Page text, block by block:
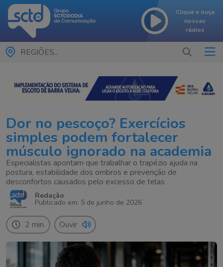
Clique e ouça
nossas
rádios
REGIÕES...
Dor no pescoço? Exercícios
simples podem fortalecer
músculo ignorado na academia
Especialistas apontam que trabalhar o trapézio ajuda na
postura, estabilidade dos ombros e prevenção de
desconfortos causados pelo excesso de telas
Redação
Publicado em: 5 de junho de 2026
2 min. Ouvir